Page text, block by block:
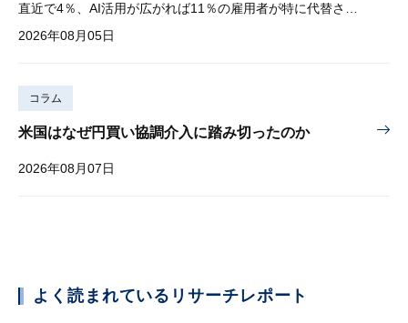
直近で4％、AI活用が広がれば11％の雇用者が特に代替されやすい
2026年08月05日
コラム
米国はなぜ円買い協調介入に踏み切ったのか
2026年08月07日
よく読まれているリサーチレポート